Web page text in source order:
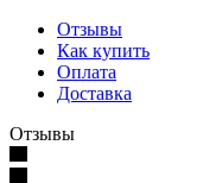
Отзывы
Как купить
Оплата
Доставка
Отзывы